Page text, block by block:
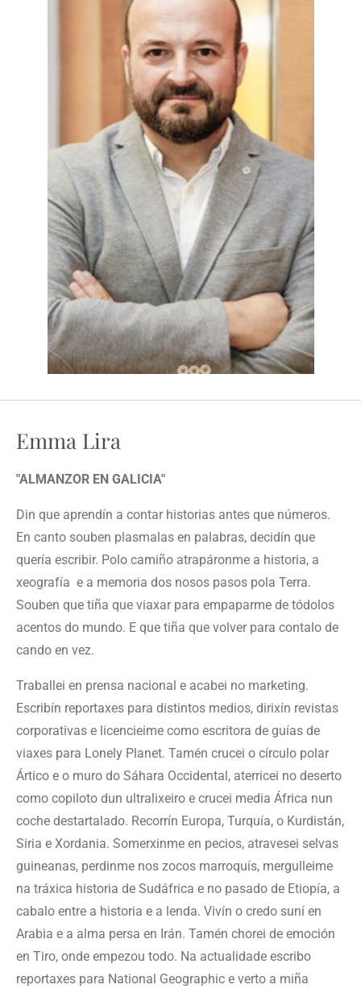
Emma Lira
"ALMANZOR EN GALICIA"
Din que aprendín a contar historias antes que números.
En canto souben plasmalas en palabras, decidín que
quería escribir. Polo camiño atrapáronme a historia, a
xeografía e a memoria dos nosos pasos pola Terra.
Souben que tiña que viaxar para empaparme de tódolos
acentos do mundo. E que tiña que volver para contalo de
cando en vez.
Traballei en prensa nacional e acabei no marketing.
Escribín reportaxes para distintos medios, dirixín revistas
corporativas e licencieime como escritora de guías de
viaxes para Lonely Planet. Tamén crucei o círculo polar
Ártico e o muro do Sáhara Occidental, aterricei no deserto
como copiloto dun ultralixeiro e crucei media África nun
coche destartalado. Recorrín Europa, Turquía, o Kurdistán,
Siria e Xordania. Somerxinme en pecios, atravesei selvas
guineanas, perdinme nos zocos marroquís, mergulleime
na tráxica historia de Sudáfrica e no pasado de Etiopía, a
cabalo entre a historia e a lenda. Vivín o credo suní en
Arabia e a alma persa en Irán. Tamén chorei de emoción
en Tiro, onde empezou todo. Na actualidade escribo
reportaxes para National Geographic e verto a miña